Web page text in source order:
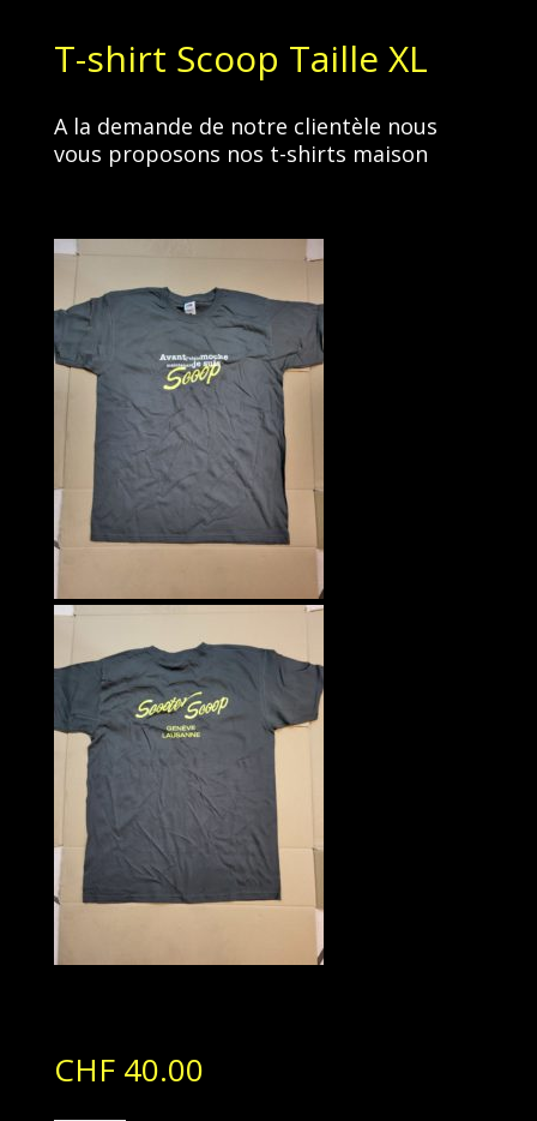
T-shirt Scoop Taille XL
A la demande de notre clientèle nous
vous proposons nos t-shirts maison
CHF40.00